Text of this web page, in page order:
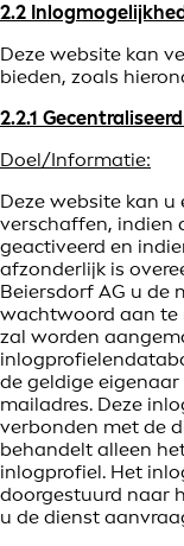
2.2
Deze website kan
bieden, zoals
2.2.1
Doel/Informatie:
Deze website kan
verschaffen, indien
geactiveerd en
afzonderlijk is
Beiersdorf AG u de
wachtwoord aan te
zal worden
de geldige
mailadres. Deze
verbonden met de
behandelt alleen
inlogprofiel. Het
doorgestuurd naar
u de dienst